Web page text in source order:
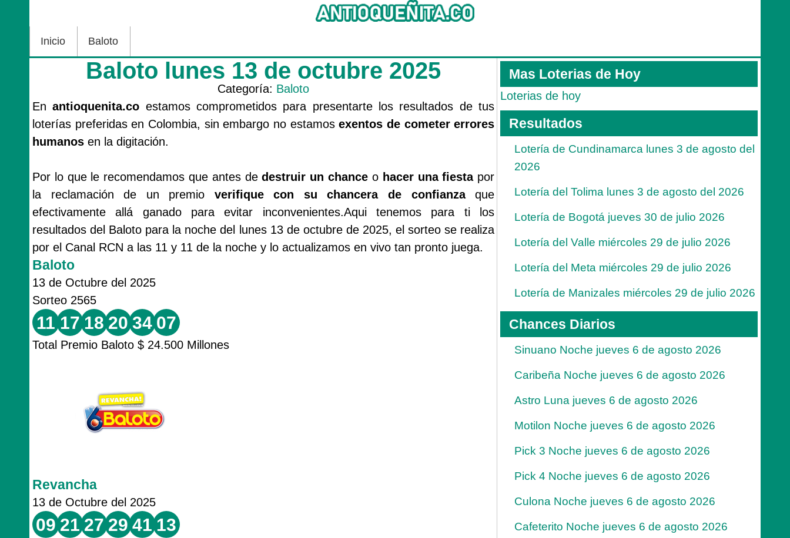
Inicio Baloto
Baloto lunes 13 de octubre 2025
Categoría: Baloto
Enantioquenita.co estamos comprometidos para presentarte los resultados de tus
loterías preferidas en Colombia, sin embargo no estamosexentos de cometer errores
humanos en la digitación.
Por lo que le recomendamos que antes dedestruir un chance o hacer una fiestapor
la reclamación de un premio verifique con su chancera de confianzaque
efectivamente allá ganado para evitar inconvenientes.Aqui tenemos para ti los
resultados del Baloto para la noche del lunes 13 de octubre de 2025, el sorteo se realiza
por el Canal RCN a las 11 y 11 de la noche y lo actualizamos en vivo tan pronto juega.
Baloto
13 de Octubre del 2025
Sorteo 2565
11 17 18 20 34 07
Total Premio Baloto $ 24.500 Millones
Revancha
13 de Octubre del 2025
09 21 27 29 41 13
Mas Loterias de Hoy
Loterias de hoy
Resultados
Lotería de Cundinamarca lunes 3 de agosto del
2026
Lotería del Tolima lunes 3 de agosto del 2026
Lotería de Bogotá jueves 30 de julio 2026
Lotería del Valle miércoles 29 de julio 2026
Lotería del Meta miércoles 29 de julio 2026
Lotería de Manizales miércoles 29 de julio 2026
Chances Diarios
Sinuano Noche jueves 6 de agosto 2026
Caribeña Noche jueves 6 de agosto 2026
Astro Luna jueves 6 de agosto 2026
Motilon Noche jueves 6 de agosto 2026
Pick 3 Noche jueves 6 de agosto 2026
Pick 4 Noche jueves 6 de agosto 2026
Culona Noche jueves 6 de agosto 2026
Cafeterito Noche jueves 6 de agosto 2026